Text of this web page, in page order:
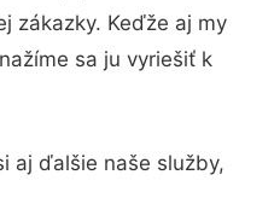
zákazky. Keďže aj my
sa ju vyriešiť k
aj ďalšie naše služby,